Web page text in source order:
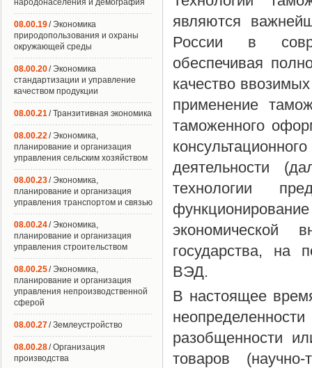
являются
России в
обеспечивая
качество
применение
таможенного
деятельности
технологии
экономической
государства, на
ВЭД.
В настоящее
разобщенности
товаров
народонаселения и демография
08.00.19/ Экономика
природопользования и охраны
окружающей среды
08.00.20/ Экономика
стандартизации и управление
качеством продукции
08.00.21/ Транзитивная экономика
08.00.22/ Экономика,
планирование и организация
управления сельским хозяйством
08.00.23/ Экономика,
планирование и организация
управления транспортом и связью
08.00.24/ Экономика,
планирование и организация
управления строительством
08.00.25/ Экономика,
планирование и организация
управления непроизводственной
сферой
08.00.27/ Землеустройство
08.00.28/ Организация
производства